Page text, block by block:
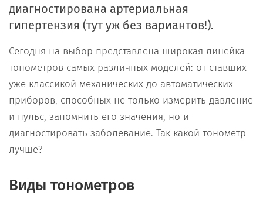
диагностирована артериальная
гипертензия (тут уж без вариантов!).
Сегодня на выбор представлена широкая линейка
тонометров самых различных моделей: от ставших
уже классикой механических до автоматических
приборов, способных не только измерить давление
и пульс, запомнить его значения, но и
диагностировать заболевание. Так какой тонометр
лучше?
Виды тонометров